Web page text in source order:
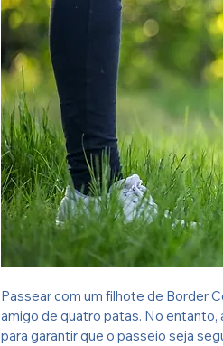
Passear com um filhote de Border
amigo de quatro patas. No
para garantir que o passeio seja